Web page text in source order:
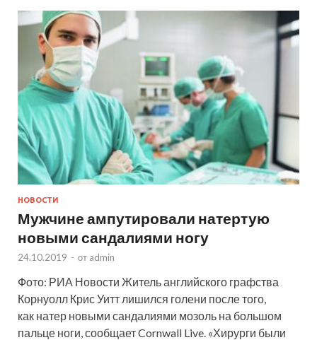
НОВОСТИ
Мужчине ампутировали натертую
новыми сандалиями ногу
24.10.2019 - от admin
Фото: РИА Новости Житель английского графства
Корнуолл Крис Уитт лишился голени после того,
как натер новыми сандалиями мозоль на большом
пальце ноги, сообщает Cornwall Live. «Хирурги были